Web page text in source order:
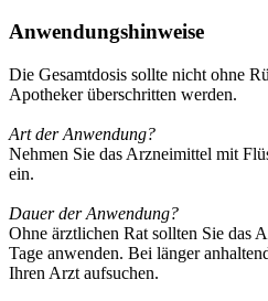
Anwendungshinweise
Die Gesamtdosis sollte nicht ohne
Apotheker überschritten werden.
Art der Anwendung?
Nehmen Sie das Arzneimittel mit
ein.
Dauer der Anwendung?
Ohne ärztlichen Rat sollten Sie das
Tage anwenden. Bei länger
Ihren Arzt aufsuchen.